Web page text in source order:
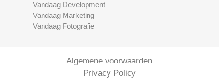
Vandaag Development
Vandaag Marketing
Vandaag Fotografie
Algemene voorwaarden
Privacy Policy